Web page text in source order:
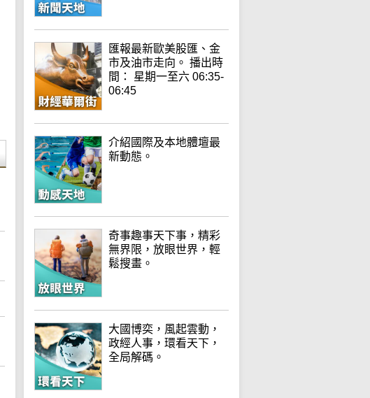
匯報最新歐美股匯、金
市及油市走向。 播出時
間： 星期一至六 06:35-
06:45
介紹國際及本地體壇最
新動態。
奇事趣事天下事，精彩
無界限，放眼世界，輕
鬆搜畫。
大國博奕，風起雲動，
政經人事，環看天下，
全局解碼。